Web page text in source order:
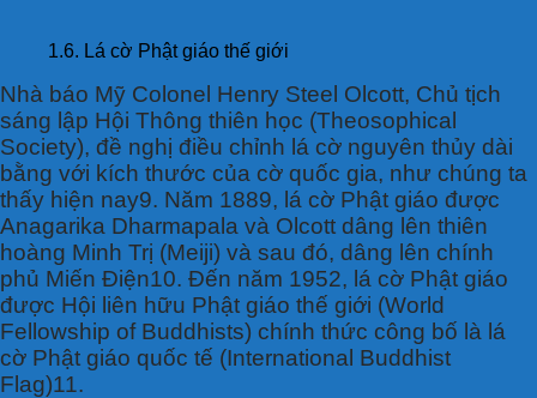
1.6. Lá cờ Phật giáo thế giới
Nhà báo Mỹ Colonel Henry Steel Olcott, Chủ tịch
sáng lập Hội Thông thiên học (Theosophical
Society), đề nghị điều chỉnh lá cờ nguyên thủy dài
bằng với kích thước của cờ quốc gia, như chúng ta
thấy hiện nay9. Năm 1889, lá cờ Phật giáo được
Anagarika Dharmapala và Olcott dâng lên thiên
hoàng Minh Trị (Meiji) và sau đó, dâng lên chính
phủ Miến Điện10. Đến năm 1952, lá cờ Phật giáo
được Hội liên hữu Phật giáo thế giới (World
Fellowship of Buddhists) chính thức công bố là lá
cờ Phật giáo quốc tế (International Buddhist
Flag)11.